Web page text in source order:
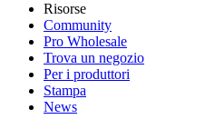
Risorse
Community
Pro Wholesale
Trova un negozio
Per i produttori
Stampa
News